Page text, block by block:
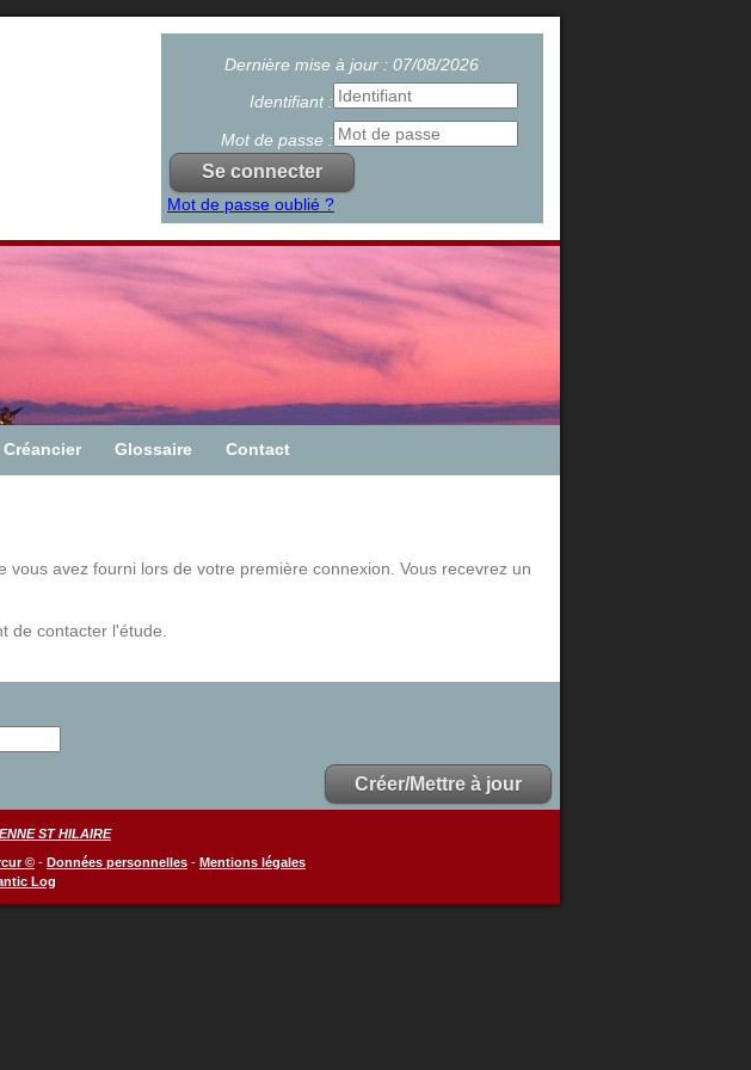
Dernière mise à jour : 07/08/2026
Identifiant :
Mot de passe :
Mot de passe oublié ?
Créancier Glossaire Contact
avez fourni lors de votre première connexion. Vous recevrez un
de contacter l'étude.
ST HILAIRE
© - Données personnelles - Mentions légales
Log